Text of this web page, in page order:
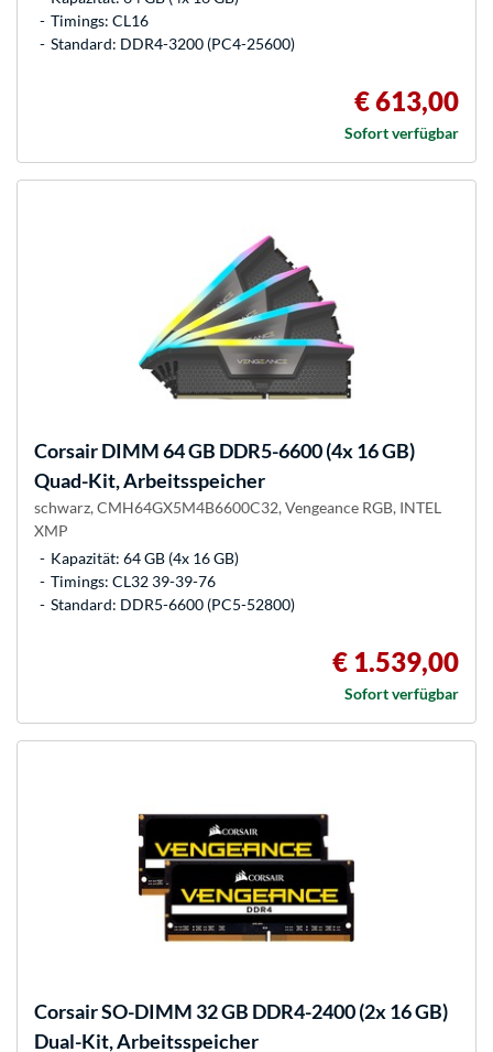
Timings: CL16
Standard: DDR4-3200 (PC4-25600)
€ 613,00
Sofort verfügbar
CorsairDIMM 64 GB DDR5-6600 (4x 16 GB)
Quad-Kit, Arbeitsspeicher
schwarz, CMH64GX5M4B6600C32, Vengeance RGB, INTEL
XMP
Kapazität: 64 GB (4x 16 GB)
Timings: CL32 39-39-76
Standard: DDR5-6600 (PC5-52800)
€ 1.539,00
Sofort verfügbar
CorsairSO-DIMM 32 GB DDR4-2400 (2x 16 GB)
Dual-Kit, Arbeitsspeicher